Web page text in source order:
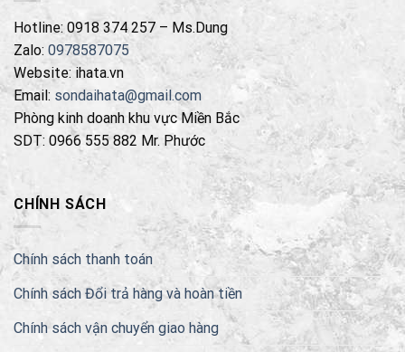
Hotline: 0918 374 257 – Ms.Dung
Zalo: 0978587075
Website: ihata.vn
Email: sondaihata@gmail.com
Phòng kinh doanh khu vực Miền Bắc
SDT: 0966 555 882 Mr. Phước
CHÍNH SÁCH
Chính sách thanh toán
Chính sách Đổi trả hàng và hoàn tiền
Chính sách vận chuyển giao hàng